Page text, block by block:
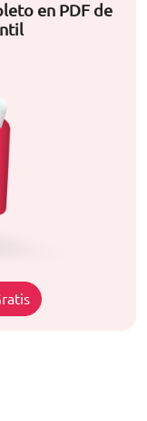
en PDF de